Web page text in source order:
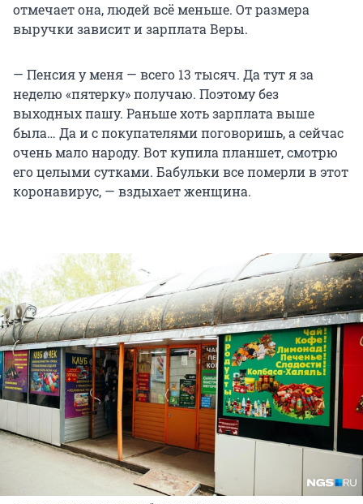
отмечает она, людей всё меньше. От размера
выручки зависит и зарплата Веры.
— Пенсия у меня — всего 13 тысяч. Да тут я за
неделю «пятерку» получаю. Поэтому без
выходных пашу. Раньше хоть зарплата выше
была… Да и с покупателями поговоришь, а сейчас
очень мало народу. Вот купила планшет, смотрю
его целыми сутками. Бабульки все померли в этот
коронавирус, — вздыхает женщина.